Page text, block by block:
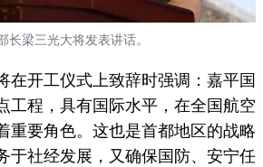
长梁三光大将发表讲话。
在开工仪式上致辞时强调：嘉平国
工程，具有国际水平，在全国航空
重要角色。这也是首都地区的战略
于社经发展，又确保国防、安宁任